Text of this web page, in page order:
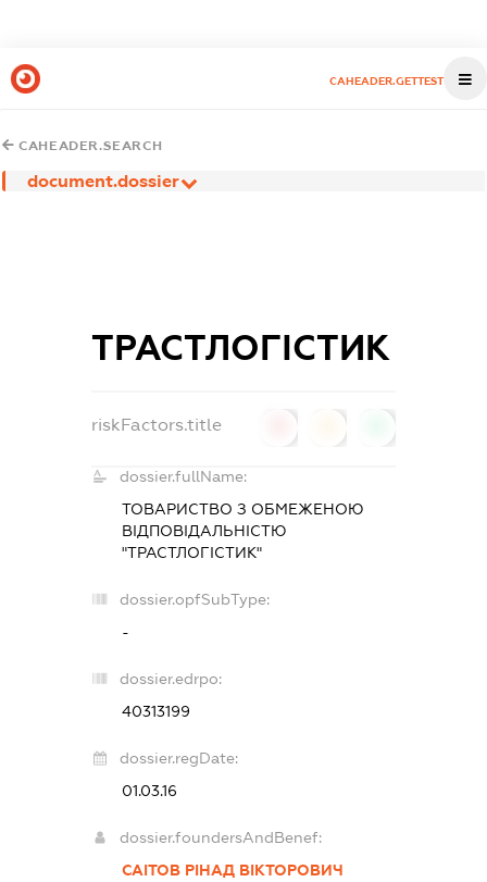
CAHEADER.GETTEST
CAHEADER.SEARCH
document.dossier
ТРАСТЛОГІСТИК
riskFactors.title
dossier.fullName:
ТОВАРИСТВО З ОБМЕЖЕНОЮ
ВІДПОВІДАЛЬНІСТЮ
"ТРАСТЛОГІСТИК"
dossier.opfSubType:
-
dossier.edrpo:
40313199
dossier.regDate:
01.03.16
dossier.foundersAndBenef:
САІТОВ РІНАД ВІКТОРОВИЧ